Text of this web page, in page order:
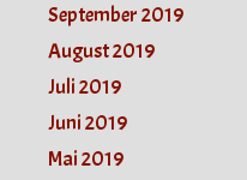
September 2019
August 2019
Juli 2019
Juni 2019
Mai 2019